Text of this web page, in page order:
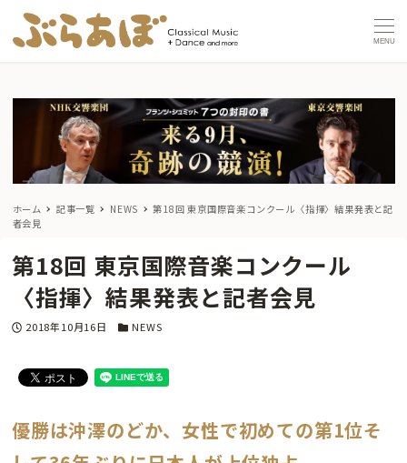
MENU
ホーム 記事一覧 NEWS
第18回 東京国際音楽コンクール〈指揮〉結果発表と記
者会見
第18回 東京国際音楽コンクール
〈指揮〉結果発表と記者会見
投稿日
2018年10月16日 カテゴリー
NEWS
優勝は沖澤のどか、女性で初めての第1位そ